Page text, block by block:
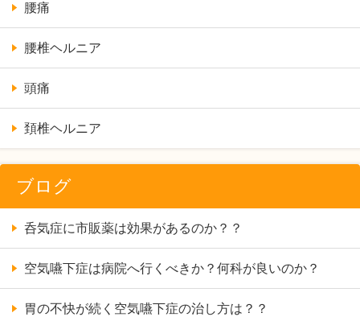
腰痛
腰椎ヘルニア
頭痛
頚椎ヘルニア
ブログ
呑気症に市販薬は効果があるのか？？
空気嚥下症は病院へ行くべきか？何科が良いのか？
胃の不快が続く空気嚥下症の治し方は？？